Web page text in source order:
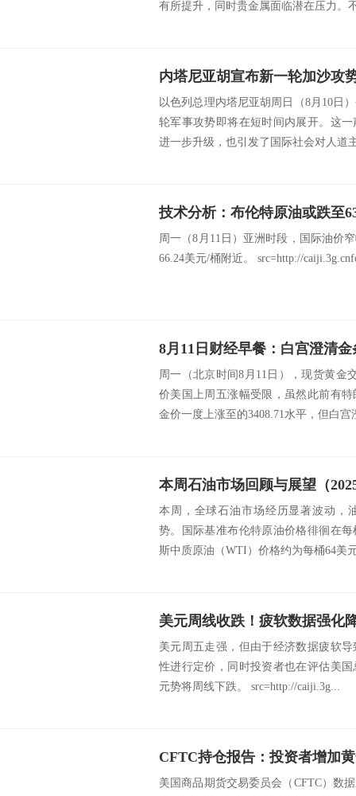
有所提升，同时贵金属面临潜在压力。
以色列总理内塔尼亚胡周日（8月10日
轮军事攻势即将在短时间内展开。这
进一步升级，也引发了国际社会对人道
技术分析：布伦特原油或跌至
周一（8月11日）亚洲时段，国际油价
66.24美元/桶附近。 src=http://
周一（北京时间8月11日），现货黄金
价美国上周五涨幅受限，虽然此前有
金价一度上涨至的3408.71水平，但白
本周石油市场回顾与展望（
本周，全球石油市场经历显著波动，
势。国际基准布伦特原油价格徘徊在
斯中质原油（WTI）价格约为每桶64美
美元周五走强，但由于经济数据疲软
性进行定价，同时投资者也在评估美
元势将周线下跌。 src=http://caiji.3g...
美国商品期货交易委员会（CFTC）数